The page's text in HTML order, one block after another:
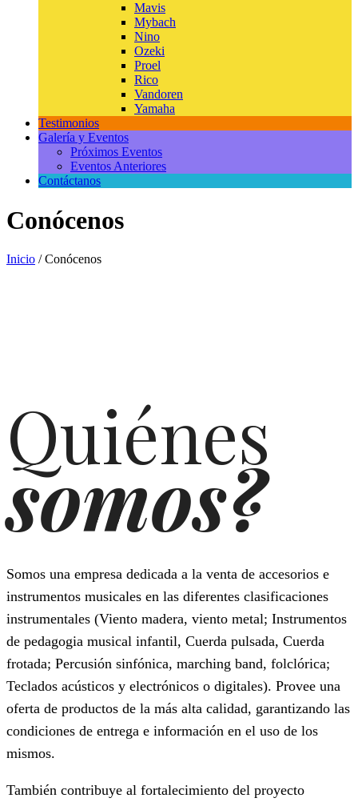
Mavis
Mybach
Nino
Ozeki
Proel
Rico
Vandoren
Yamaha
Testimonios
Galería y Eventos
Próximos Eventos
Eventos Anteriores
Contáctanos
Conócenos
Inicio / Conócenos
Quiénes
somos?
Somos una empresa dedicada a la venta de accesorios e
instrumentos musicales en las diferentes clasificaciones
instrumentales (Viento madera, viento metal; Instrumentos
de pedagogia musical infantil, Cuerda pulsada, Cuerda
frotada; Percusión sinfónica, marching band, folclórica;
Teclados acústicos y electrónicos o digitales). Provee una
oferta de productos de la más alta calidad, garantizando las
condiciones de entrega e información en el uso de los
mismos.
También contribuye al fortalecimiento del proyecto